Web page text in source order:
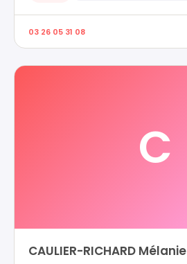
03 26 05 31 08
C
CAULIER-RICHARD Mélanie